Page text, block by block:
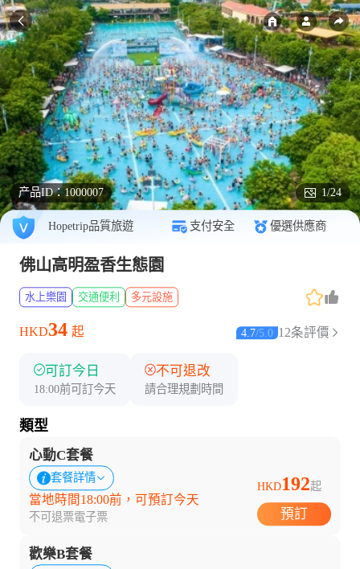
产品ID：1000007 1/24
Hopetrip品質旅遊 支付安全 優選供應商
佛山高明盈香生態園
水上樂園 交通便利 多元設施
HKD34 起 4.7/5.0 12条評價
可訂今日
18:00前可訂今天
不可退改
請合理規劃時間
類型
心動C套餐
套餐詳情
當地時間18:00前，可預訂今天
不可退票電子票
HKD192起
預訂
歡樂B套餐